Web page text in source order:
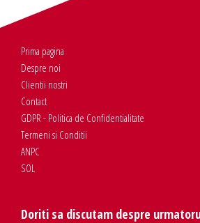
Prima pagina
Despre noi
Clientii nostri
Contact
GDPR - Politica de Confidentialitate
Termeni si Conditii
ANPC
SOL
Doriti sa discutam despre